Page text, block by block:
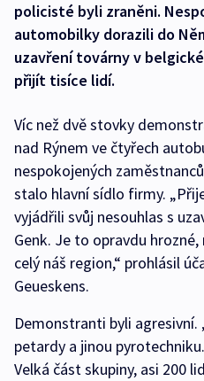
policisté byli zraněni.
automobilky dorazili do
uzavření továrny v
přijít tisíce lidí.
Víc než dvě stovky
nad Rýnem ve čtyřech
nespokojených
stalo hlavní sídlo firmy.
vyjádřili svůj nesouhlas s
Genk. Je to opravdu
celý náš region,“ prohlásil
Geueskens.
Demonstranti byli agresivní.
petardy a jinou
Velká část skupiny, asi 200